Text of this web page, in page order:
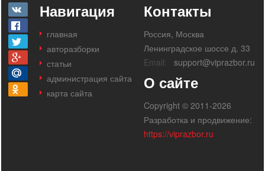
Навигация
главная
авторазборки
статьи
администрация сайта
карта сайта
Контакты
Россия, Москва
Ленинградское шоссе д. 33
Email:
support@viprazbor.ru
О сайте
Copyright © 2011-2026
Разработка и продвижение:
https://viprazbor.ru